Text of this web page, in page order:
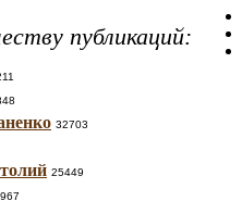
публикаций:
32703
25449